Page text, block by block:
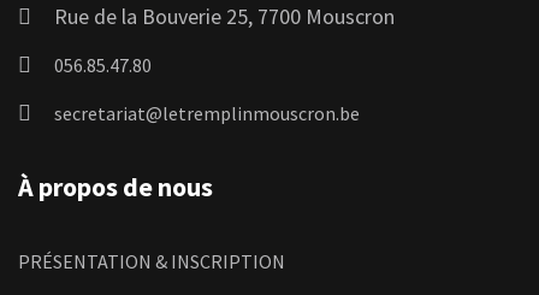
Rue de la Bouverie 25, 7700 Mouscron
056.85.47.80
secretariat@letremplinmouscron.be
À propos de nous
PRÉSENTATION & INSCRIPTION